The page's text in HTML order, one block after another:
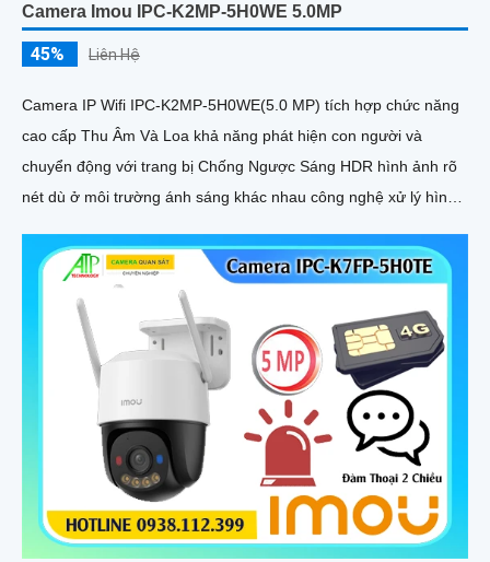
Camera Imou IPC-K2MP-5H0WE 5.0MP
45% Liên Hệ
Camera IP Wifi IPC-K2MP-5H0WE(5.0 MP) tích hợp chức năng
cao cấp Thu Âm Và Loa khả năng phát hiện con người và
chuyển động với trang bị Chống Ngược Sáng HDR hình ảnh rõ
nét dù ở môi trường ánh sáng khác nhau công nghệ xử lý hình